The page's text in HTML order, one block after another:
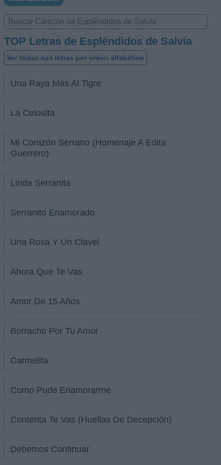
TOP Letras de Espléndidos de Salvia
Ver todas sus letras por orden alfabético
Una Raya Más Al Tigre
La Celosita
Mi Corazón Serrano (Homenaje A Edita
Guerrero)
Linda Serranita
Serranito Enamorado
Una Rosa Y Un Clavel
Ahora Que Te Vas
Amor De 15 Años
Borracho Por Tu Amor
Carmelita
Como Pude Enamorarme
Contenta Te Vas (Huellas De Decepción)
Debemos Continuar